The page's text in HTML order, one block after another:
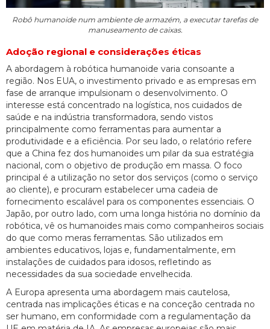
Robô humanoide num ambiente de armazém, a executar tarefas de
manuseamento de caixas.
Adoção regional e considerações éticas
A abordagem à robótica humanoide varia consoante a
região. Nos EUA, o investimento privado e as empresas em
fase de arranque impulsionam o desenvolvimento. O
interesse está concentrado na logística, nos cuidados de
saúde e na indústria transformadora, sendo vistos
principalmente como ferramentas para aumentar a
produtividade e a eficiência. Por seu lado, o relatório refere
que a China fez dos humanoides um pilar da sua estratégia
nacional, com o objetivo de produção em massa. O foco
principal é a utilização no setor dos serviços (como o serviço
ao cliente), e procuram estabelecer uma cadeia de
fornecimento escalável para os componentes essenciais. O
Japão, por outro lado, com uma longa história no domínio da
robótica, vê os humanoides mais como companheiros sociais
do que como meras ferramentas. São utilizados em
ambientes educativos, lojas e, fundamentalmente, em
instalações de cuidados para idosos, refletindo as
necessidades da sua sociedade envelhecida.
A Europa apresenta uma abordagem mais cautelosa,
centrada nas implicações éticas e na conceção centrada no
ser humano, em conformidade com a regulamentação da